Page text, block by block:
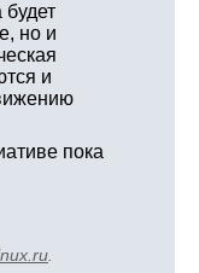
но и
и
пока